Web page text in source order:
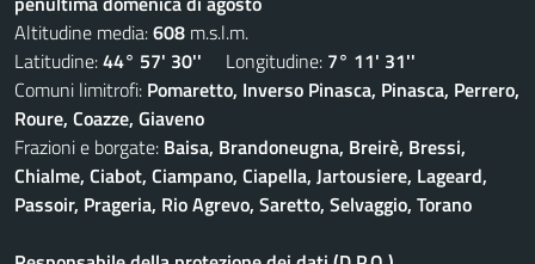
Altitudine media:608 m.s.l.m.
Latitudine:44° 57' 30'' Longitudine: 7° 11' 31''
Comuni limitrofi: Pomaretto, Inverso Pinasca, Pinasca, Perrero,
Roure, Coazze, Giaveno
Frazioni e borgate: Baisa, Brandoneugna, Breirè, Bressi,
Chialme, Ciabot, Ciampano, Ciapella, Jartousiere, Lageard,
Passoir, Prageria, Rio Agrevo, Saretto, Selvaggio, Torano